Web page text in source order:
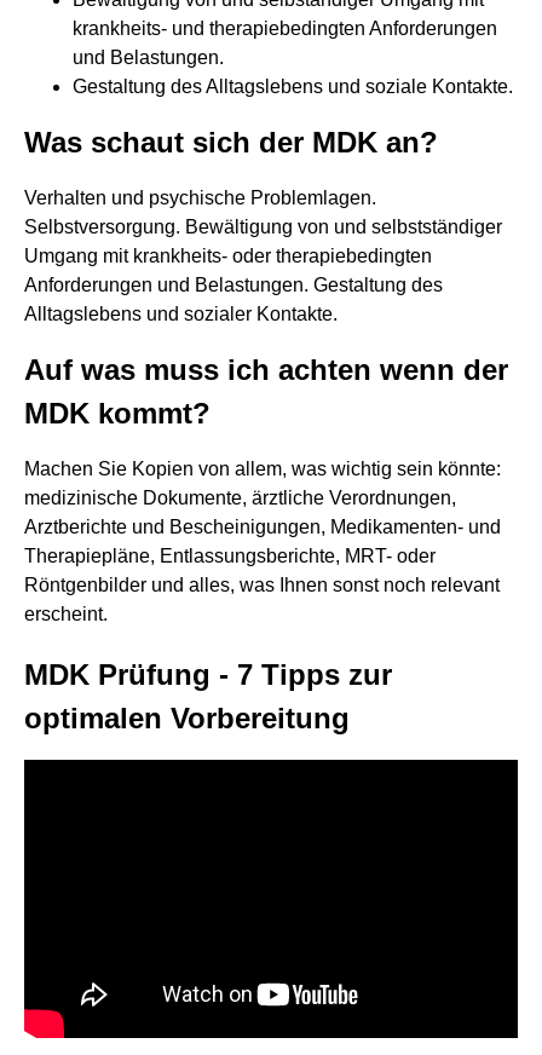
krankheits- und therapiebedingten Anforderungen
und Belastungen.
Gestaltung des Alltagslebens und soziale Kontakte.
Was schaut sich der MDK an?
Verhalten und psychische Problemlagen.
Selbstversorgung. Bewältigung von und selbstständiger
Umgang mit krankheits- oder therapiebedingten
Anforderungen und Belastungen. Gestaltung des
Alltagslebens und sozialer Kontakte.
Auf was muss ich achten wenn der
MDK kommt?
Machen Sie Kopien von allem, was wichtig sein könnte:
medizinische Dokumente, ärztliche Verordnungen,
Arztberichte und Bescheinigungen, Medikamenten- und
Therapiepläne, Entlassungsberichte, MRT- oder
Röntgenbilder und alles, was Ihnen sonst noch relevant
erscheint.
MDK Prüfung - 7 Tipps zur
optimalen Vorbereitung